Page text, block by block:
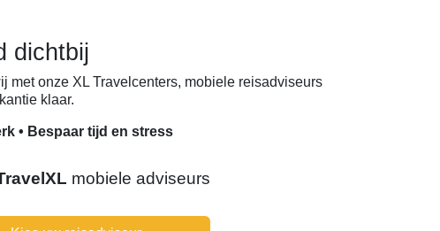
dichtbij
met onze XL Travelcenters, mobiele reisadviseurs
klaar.
• Bespaar tijd en stress
mobiele adviseurs